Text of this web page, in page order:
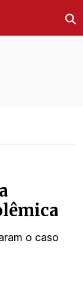
o caso